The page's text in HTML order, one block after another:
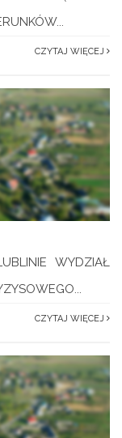
CZYTAJ WIĘCEJ
WYDZIAŁ
CZYTAJ WIĘCEJ